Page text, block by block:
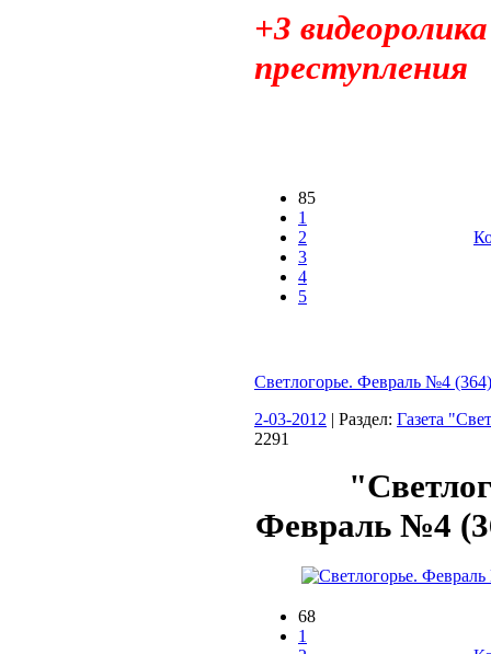
+3
преступления
85
1
2
3
4
5
Светлогорье. Февраль №4
2-03-2012 | Раздел: Газета
2291
Февраль №4
68
1